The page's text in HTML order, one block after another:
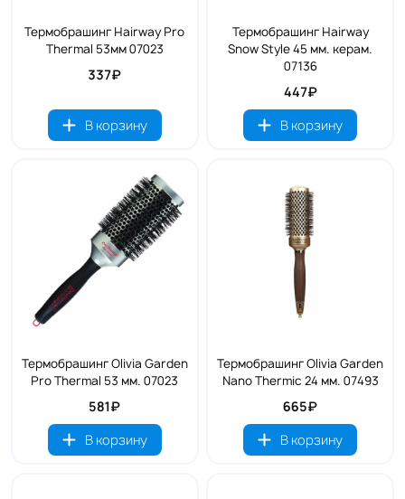
Термобрашинг Hairway Pro
Thermal 53мм 07023
337₽
В корзину
Термобрашинг Hairway
Snow Style 45 мм. керам.
07136
447₽
В корзину
Термобрашинг Olivia Garden
Pro Thermal 53 мм. 07023
581₽
В корзину
Термобрашинг Olivia Garden
Nano Thermic 24 мм. 07493
665₽
В корзину